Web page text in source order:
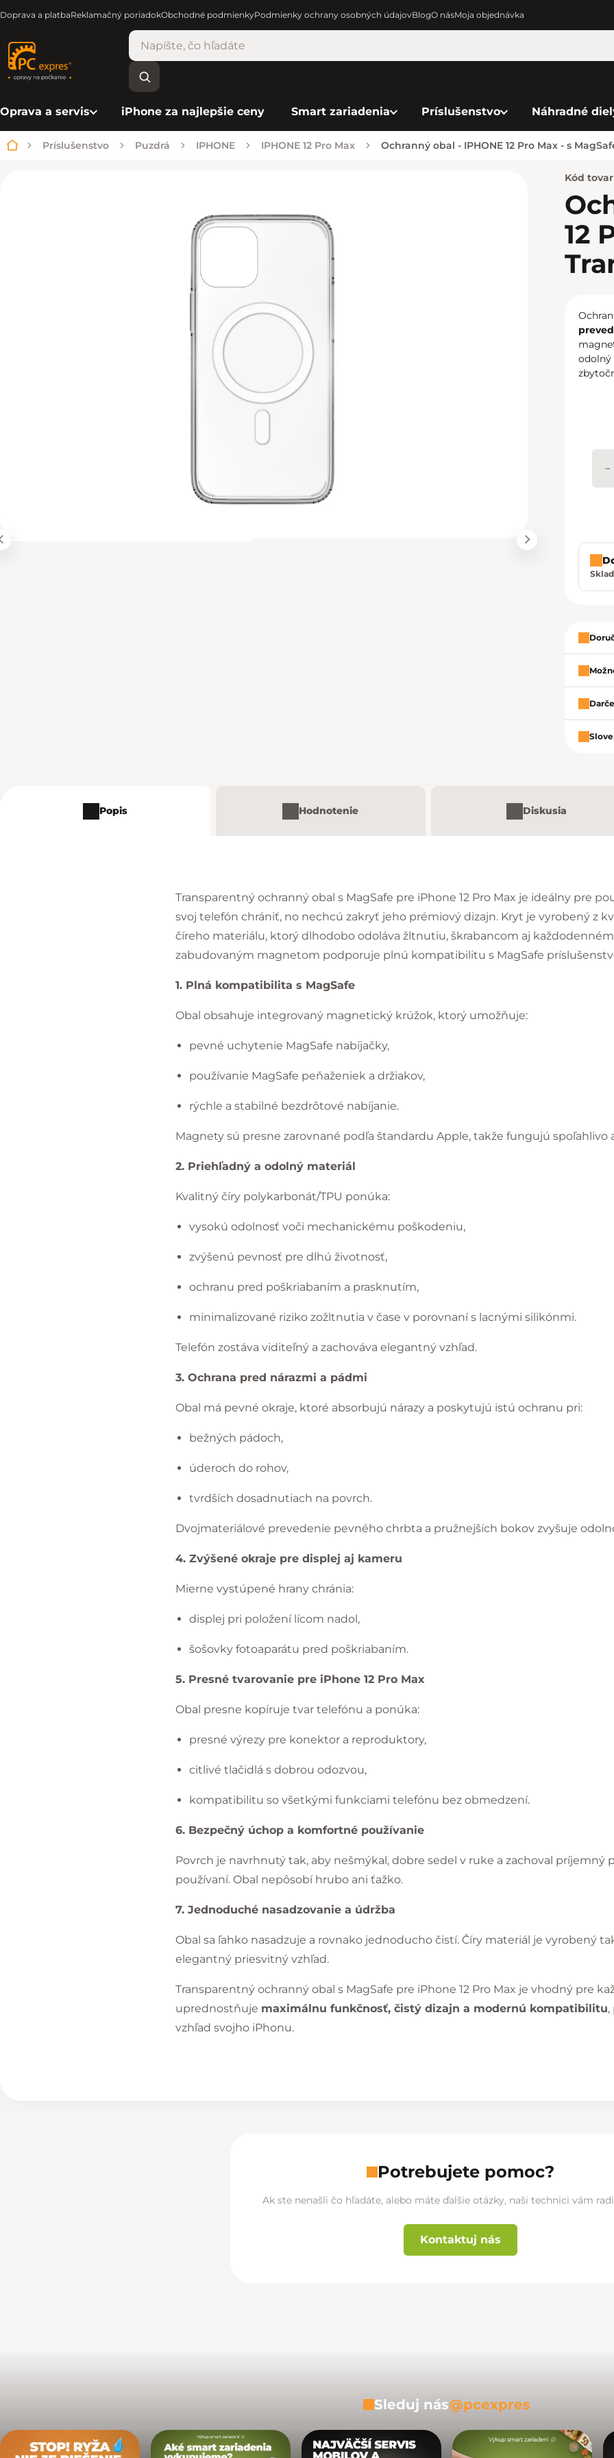
Doprava a platbaReklamačný poriadokObchodné podmienkyPodmienky ochrany osobných údajovBlogO násMoja objednávka
Oprava a servis iPhone za najlepšie ceny Smart zariadenia Príslušenstvo Náhradné
Domov
Príslušenstvo Puzdrá IPHONE IPHONE 12 Pro Max Ochranný obal - IPHONE 12 Pro Max - s
Kód
12
odolný
−
Popis Hodnotenie Diskusia
Transparentný ochranný obal s MagSafe pre iPhone 12 Pro Max je ideálny pre
svoj telefón chrániť, no nechcú zakryť jeho prémiový dizajn. Kryt je vyrobený z
číreho materiálu, ktorý dlhodobo odoláva žltnutiu, škrabancom aj
zabudovaným magnetom podporuje plnú kompatibilitu s MagSafe
1. Plná kompatibilita s MagSafe
Obal obsahuje integrovaný magnetický krúžok, ktorý umožňuje:
pevné uchytenie MagSafe nabíjačky,
používanie MagSafe peňaženiek a držiakov,
rýchle a stabilné bezdrôtové nabíjanie.
Magnety sú presne zarovnané podľa štandardu Apple, takže fungujú spoľahlivo
2. Priehľadný a odolný materiál
Kvalitný číry polykarbonát/TPU ponúka:
vysokú odolnosť voči mechanickému poškodeniu,
zvýšenú pevnosť pre dlhú životnosť,
ochranu pred poškriabaním a prasknutím,
minimalizované riziko zožltnutia v čase v porovnaní s lacnými silikónmi.
Telefón zostáva viditeľný a zachováva elegantný vzhľad.
3. Ochrana pred nárazmi a pádmi
Obal má pevné okraje, ktoré absorbujú nárazy a poskytujú istú ochranu pri:
bežných pádoch,
úderoch do rohov,
tvrdších dosadnutiach na povrch.
Dvojmateriálové prevedenie pevného chrbta a pružnejších bokov zvyšuje
4. Zvýšené okraje pre displej aj kameru
Mierne vystúpené hrany chránia:
displej pri položení lícom nadol,
šošovky fotoaparátu pred poškriabaním.
5. Presné tvarovanie pre iPhone 12 Pro Max
Obal presne kopíruje tvar telefónu a ponúka:
presné výrezy pre konektor a reproduktory,
citlivé tlačidlá s dobrou odozvou,
kompatibilitu so všetkými funkciami telefónu bez obmedzení.
6. Bezpečný úchop a komfortné používanie
Povrch je navrhnutý tak, aby nešmýkal, dobre sedel v ruke a zachoval príjemný
používaní. Obal nepôsobí hrubo ani ťažko.
7. Jednoduché nasadzovanie a údržba
Obal sa ľahko nasadzuje a rovnako jednoducho čistí. Číry materiál je vyrobený
elegantný priesvitný vzhľad.
Transparentný ochranný obal s MagSafe pre iPhone 12 Pro Max je vhodný pre
uprednostňuje maximálnu funkčnosť, čistý dizajn a modernú kompatibilitu,
vzhľad svojho iPhonu.
Potrebujete pomoc?
Ak ste nenašli čo hľadáte, alebo máte ďalšie otázky, naši technici vám
Kontaktuj nás
Sleduj nás@pcexpres